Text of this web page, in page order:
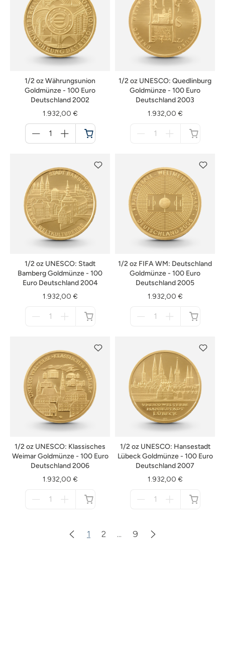
1/2 oz Währungsunion
Goldmünze - 100 Euro
Deutschland 2002
1.932,00 €
für
Warenkorb
1/2 oz UNESCO: Quedlinburg
Goldmünze - 100 Euro
Deutschland 2003
1.932,00 €
1/2 oz UNESCO: Stadt
Bamberg Goldmünze - 100
Euro Deutschland 2004
1.932,00 €
1/2 oz FIFA WM: Deutschland
Goldmünze - 100 Euro
Deutschland 2005
1.932,00 €
1/2 oz UNESCO: Klassisches
Weimar Goldmünze - 100 Euro
Deutschland 2006
1.932,00 €
1/2 oz UNESCO: Hansestadt
Lübeck Goldmünze - 100 Euro
Deutschland 2007
1.932,00 €
1 2 ... 9